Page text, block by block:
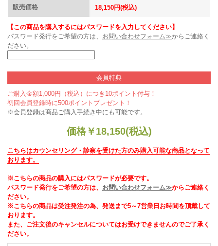
販売価格 18,150円(税込)
【この商品を購入するにはパスワードを入力してください】
パスワード発行をご希望の方は、 お問い合わせフォーム≫からご連絡く
ださい。
会員特典
ご購入金額1,000円（税込）につき10ポイント付与！
初回会員登録時に500ポイントプレゼント！
※会員登録は商品ご購入手続き中にも可能です。
価格￥18,150(税込)
こちらはカウンセリング・診察を受けた方のみ購入可能な商品となって
おります。
※こちらの商品の購入にはパスワードが必要です。
パスワード発行をご希望の方は、 お問い合わせフォーム≫からご連絡く
ださい。
※こちらの商品は受注発注の為、発送まで5～7営業日お時間を頂戴して
おります。
また、ご注文後のキャンセルについてはお受けできませんのでご了承く
ださい。